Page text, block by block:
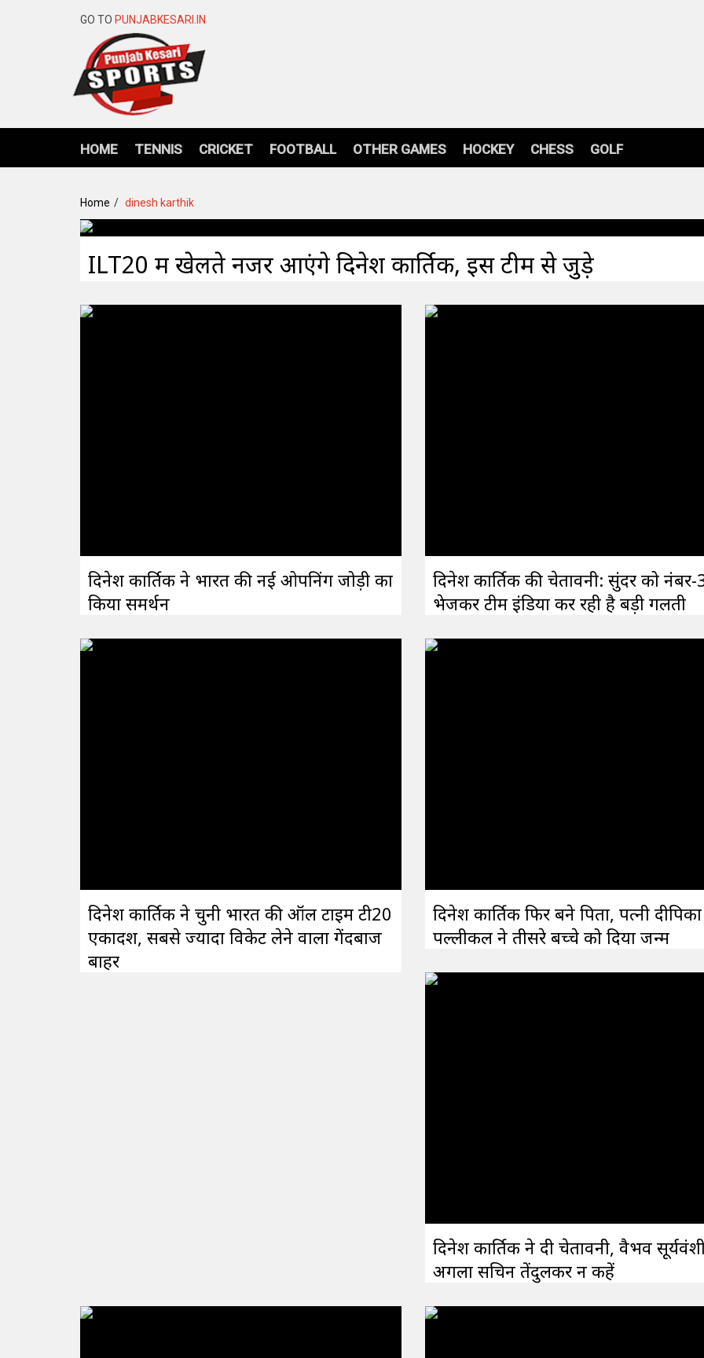
GO TO PUNJABKESARI.IN
HOME TENNIS CRICKET FOOTBALL OTHER GAMES HOCKEY CHESS GOLF
Home dinesh karthik
ILT20 में खेलते नजर आएंगे दिनेश कार्तिक, इस टीम से जुड़े
दिनेश कार्तिक ने भारत की नई ओपनिंग जोड़ी का
किया समर्थन
दिनेश कार्तिक की चेतावनी: सुंदर को नंबर-
भेजकर टीम इंडिया कर रही है बड़ी गलती
दिनेश कार्तिक ने चुनी भारत की ऑल टाइम टी20
एकादश, सबसे ज्यादा विकेट लेने वाला गेंदबाज
बाहर
दिनेश कार्तिक फिर बने पिता, पत्नी दीपिका
पल्लीकल ने तीसरे बच्चे को दिया जन्म
दिनेश कार्तिक ने दी चेतावनी, वैभव
अगला सचिन तेंदुलकर न कहें